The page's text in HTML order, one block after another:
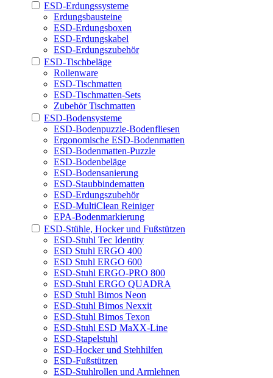
ESD-Erdungssysteme
Erdungsbausteine
ESD-Erdungsboxen
ESD-Erdungskabel
ESD-Erdungszubehör
ESD-Tischbeläge
Rollenware
ESD-Tischmatten
ESD-Tischmatten-Sets
Zubehör Tischmatten
ESD-Bodensysteme
ESD-Bodenpuzzle-Bodenfliesen
Ergonomische ESD-Bodenmatten
ESD-Bodenmatten-Puzzle
ESD-Bodenbeläge
ESD-Bodensanierung
ESD-Staubbindematten
ESD-Erdungszubehör
ESD-MultiClean Reiniger
EPA-Bodenmarkierung
ESD-Stühle, Hocker und Fußstützen
ESD-Stuhl Tec Identity
ESD Stuhl ERGO 400
ESD Stuhl ERGO 600
ESD-Stuhl ERGO-PRO 800
ESD-Stuhl ERGO QUADRA
ESD Stuhl Bimos Neon
ESD-Stuhl Bimos Nexxit
ESD-Stuhl Bimos Texon
ESD-Stuhl ESD MaXX-Line
ESD-Stapelstuhl
ESD-Hocker und Stehhilfen
ESD-Fußstützen
ESD-Stuhlrollen und Armlehnen